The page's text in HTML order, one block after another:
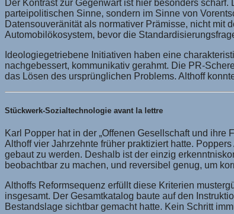
Der Kontrast zur Gegenwart ist hier besonders
parteipolitischen Sinne, sondern im Sinne von
Datensouveränität als normativer Prämisse, nicht mit
Automobilökosystem, bevor die
Ideologiegetriebene Initiativen haben eine
nachgebessert, kommunikativ gerahmt. Die PR-
das Lösen des ursprünglichen Problems. Althoff
Stückwerk-Sozialtechnologie avant la lettre
Karl Popper hat in der „Offenen Gesellschaft und
Althoff vier Jahrzehnte früher praktiziert hatte.
gebaut zu werden. Deshalb ist der einzig
beobachtbar zu machen, und reversibel genug, um
Althoffs Reformsequenz erfüllt diese Kriterien
insgesamt. Der Gesamtkatalog baute auf den
Bestandslage sichtbar gemacht hatte. Kein Schritt